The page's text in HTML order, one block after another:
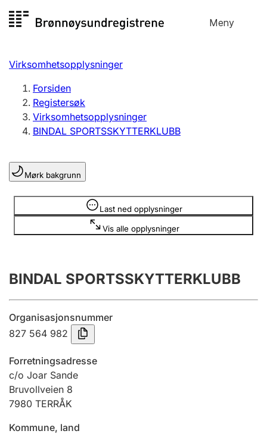
til
Meny
Registersøk
Aksjeselskap
Enkeltpersonforetak
Registrere, endre, slette
Lag og forening
Registrere, endre, slette
Årsregnskap
Innsending og forsinkelsesgebyr
Jeger
Betaling og jegeravgiftskort
Virksomhetsopplysninger
Forsiden
Registersøk
Virksomhetsopplysninger
BINDAL SPORTSSKYTTERKLUBB
Mørk bakgrunn
Last ned opplysninger
Vis alle opplysninger
Opplysninger er skjult
BINDAL SPORTSSKYTTERKLUBB
Organisasjonsnummer
827 564 982
Forretningsadresse
c/o Joar Sande
Bruvollveien 8
7980 TERRÅK
Kommune, land